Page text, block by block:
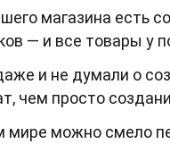
магазина есть
— и все товары у
и не думали о
чем просто
можно смело